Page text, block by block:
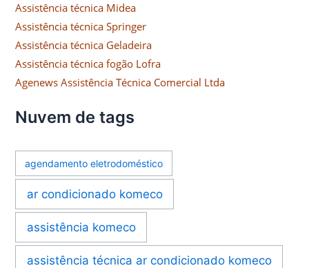
Assistência técnica Midea
Assistência técnica Springer
Assistência técnica Geladeira
Assistência técnica fogão Lofra
Agenews Assistência Técnica Comercial Ltda
Nuvem de tags
agendamento eletrodoméstico
ar condicionado komeco
assistência komeco
assistência técnica ar condicionado komeco